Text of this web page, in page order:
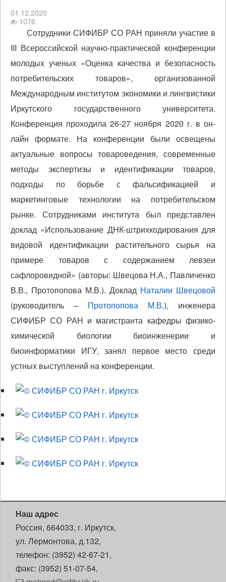
01.12.2020
1076
Сотрудники СИФИБР СО РАН приняли участие в
III Всероссийской научно-практической конференции
молодых ученых «Оценка качества и безопасность
потребительских товаров», организованной
Международным институтом экономики и лингвистики
Иркутского государственного университета.
Конференция проходила 26-27 ноября 2020 г. в он-
лайн формате. На конференции были освещены
актуальные вопросы товароведения, современные
методы экспертизы и идентификации товаров,
подходы по борьбе с фальсификацией и
маркетинговые технологии на потребительском
рынке. Сотрудниками института был представлен
доклад «Использование ДНК-штрихкодирования для
видовой идентификации растительного сырья на
примере товаров с содержанием левзеи
сафлоровидной» (авторы: Швецова Н.А., Павличенко
В.В., Протопопова М.В.). Доклад Наталии Швецовой
(руководитель – Протопопова М.В.), инженера
СИФИБР СО РАН и магистранта кафедры физико-
химической биологии биоинженерии и
биоинформатики ИГУ, занял первое место среди
устных выступлений на конференции.
Наш адрес
Россия, 664033, г. Иркутск,
ул. Лермонтова, д.132,
телефон: (3952) 42-67-21,
факс: (3952) 51-07-54,